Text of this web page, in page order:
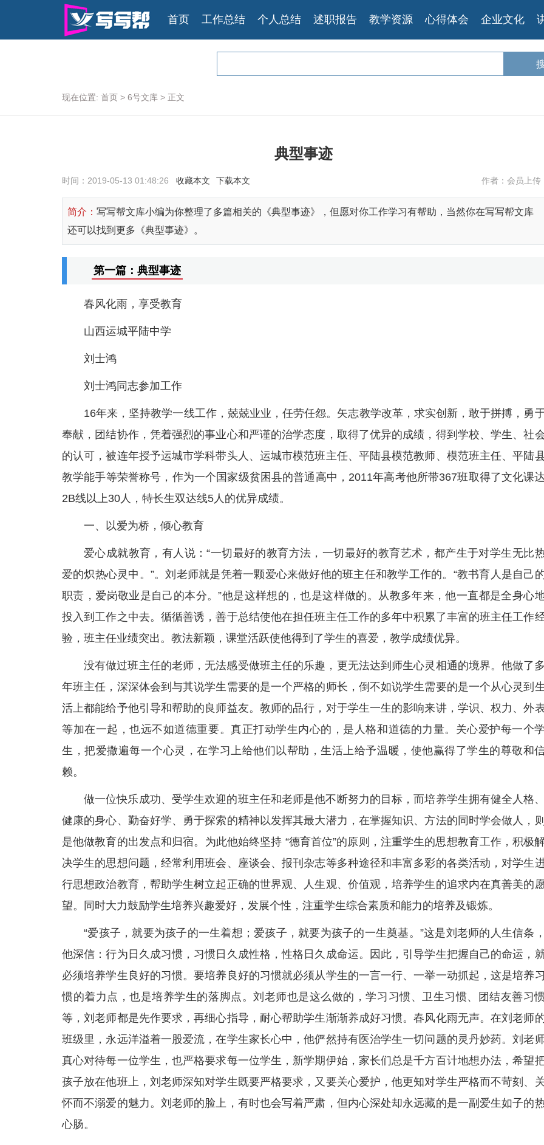
首页 工作总结 个人总结 述职报告 教学资源 心得体会 企业文化
现在位置: 首页 > 6号文库 > 正文
典型事迹
时间：2019-05-13 01:48:26 收藏本文 下载本文 作者：会员上传
简介： 写写帮文库小编为你整理了多篇相关的《典型事迹》，但愿对你工作学习有帮助，当然你在写写帮文库
还可以找到更多《典型事迹》。
第一篇：典型事迹
春风化雨，享受教育
山西运城平陆中学
刘士鸿
刘士鸿同志参加工作
16年来，坚持教学一线工作，兢兢业业，任劳任怨。矢志教学改革，求实创新，敢于拼搏，勇
奉献，团结协作，凭着强烈的事业心和严谨的治学态度，取得了优异的成绩，得到学校、学生、社
的认可，被连年授予运城市学科带头人、运城市模范班主任、平陆县模范教师、模范班主任、平陆
教学能手等荣誉称号，作为一个国家级贫困县的普通高中，2011年高考他所带367班取得了文化课达
2B线以上30人，特长生双达线5人的优异成绩。
一、以爱为桥，倾心教育
爱心成就教育，有人说：“一切最好的教育方法，一切最好的教育艺术，都产生于对学生无比
爱的炽热心灵中。”。刘老师就是凭着一颗爱心来做好他的班主任和教学工作的。“教书育人是自己
职责，爱岗敬业是自己的本分。”他是这样想的，也是这样做的。从教多年来，他一直都是全身心
投入到工作之中去。循循善诱，善于总结使他在担任班主任工作的多年中积累了丰富的班主任工作
验，班主任业绩突出。教法新颖，课堂活跃使他得到了学生的喜爱，教学成绩优异。
没有做过班主任的老师，无法感受做班主任的乐趣，更无法达到师生心灵相通的境界。他做了多
年班主任，深深体会到与其说学生需要的是一个严格的师长，倒不如说学生需要的是一个从心灵到生
活上都能给予他引导和帮助的良师益友。教师的品行，对于学生一生的影响来讲，学识、权力、外
等加在一起，也远不如道德重要。真正打动学生内心的，是人格和道德的力量。关心爱护每一个学
生，把爱撒遍每一个心灵，在学习上给他们以帮助，生活上给予温暖，使他赢得了学生的尊敬和
赖。
做一位快乐成功、受学生欢迎的班主任和老师是他不断努力的目标，而培养学生拥有健全人格、
健康的身心、勤奋好学、勇于探索的精神以发挥其最大潜力，在掌握知识、方法的同时学会做人，则
是他做教育的出发点和归宿。为此他始终坚持 “德育首位”的原则，注重学生的思想教育工作，积极
决学生的思想问题，经常利用班会、座谈会、报刊杂志等多种途径和丰富多彩的各类活动，对学生
行思想政治教育，帮助学生树立起正确的世界观、人生观、价值观，培养学生的追求内在真善美的
望。同时大力鼓励学生培养兴趣爱好，发展个性，注重学生综合素质和能力的培养及锻炼。
“爱孩子，就要为孩子的一生着想；爱孩子，就要为孩子的一生奠基。”这是刘老师的人生信条，
他深信：行为日久成习惯，习惯日久成性格，性格日久成命运。因此，引导学生把握自己的命运，
必须培养学生良好的习惯。要培养良好的习惯就必须从学生的一言一行、一举一动抓起，这是培养习
惯的着力点，也是培养学生的落脚点。刘老师也是这么做的，学习习惯、卫生习惯、团结友善习
等，刘老师都是先作要求，再细心指导，耐心帮助学生渐渐养成好习惯。春风化雨无声。在刘老师
班级里，永远洋溢着一股爱流，在学生家长心中，他俨然持有医治学生一切问题的灵丹妙药。刘老
真心对待每一位学生，也严格要求每一位学生，新学期伊始，家长们总是千方百计地想办法，希望
孩子放在他班上，刘老师深知对学生既要严格要求，又要关心爱护，他更知对学生严格而不苛刻、
怀而不溺爱的魅力。刘老师的脸上，有时也会写着严肃，但内心深处却永远藏的是一副爱生如子的
心肠。